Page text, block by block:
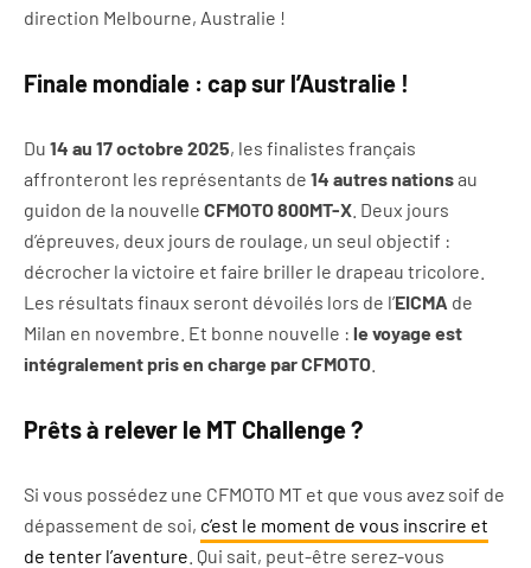
direction Melbourne, Australie !
Finale mondiale : cap sur l’Australie !
Du 14 au 17 octobre 2025, les finalistes français
affronteront les représentants de 14 autres nationsau
guidon de la nouvelle CFMOTO 800MT-X . Deux jours
d’épreuves, deux jours de roulage, un seul objectif :
décrocher la victoire et faire briller le drapeau tricolore.
Les résultats finaux seront dévoilés lors de l’EICMA de
Milan en novembre. Et bonne nouvelle : le voyage est
intégralement pris en charge par CFMOTO
Prêts à relever le MT Challenge ?
Si vous possédez une CFMOTO MT et que vous avez soif de
dépassement de soi, c’est le moment de vous inscrire et
de tenter l’aventure . Qui sait, peut-être serez-vous